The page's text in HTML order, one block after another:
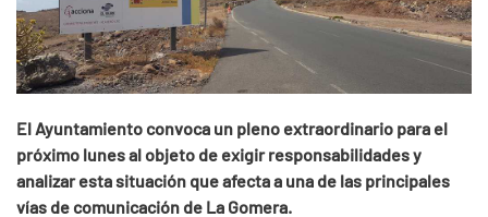
El Ayuntamiento convoca un pleno extraordinario para el
próximo lunes al objeto de exigir responsabilidades y
analizar esta situación que afecta a una de las principales
vías de comunicación de La Gomera.